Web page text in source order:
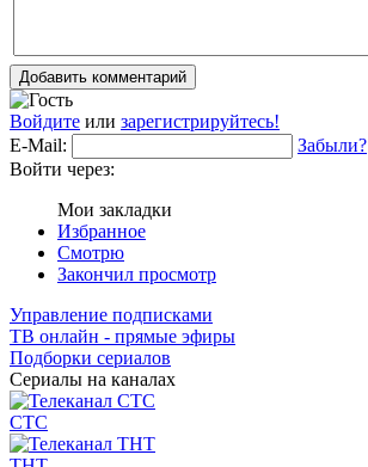
Добавить комментарий
Войдите или зарегистрируйтесь!
E-Mail:
Забыли?
Войти через:
Мои закладки
Избранное
Смотрю
Закончил просмотр
Управление подписками
ТВ онлайн - прямые эфиры
Подборки сериалов
Сериалы на каналах
СТС